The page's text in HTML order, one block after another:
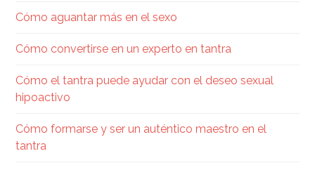
Cómo aguantar más en el sexo
Cómo convertirse en un experto en tantra
Cómo el tantra puede ayudar con el deseo sexual
hipoactivo
Cómo formarse y ser un auténtico maestro en el
tantra